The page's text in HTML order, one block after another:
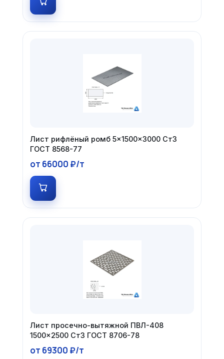
Лист рифлёный ромб 5×1500×3000 Ст3
ГОСТ 8568-77
от 66000 ₽/т
Лист просечно-вытяжной ПВЛ-408
1500×2500 Ст3 ГОСТ 8706-78
от 69300 ₽/т